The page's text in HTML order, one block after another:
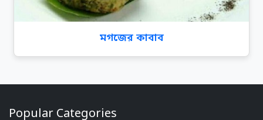
মগজের কাবাব
Popular Categories